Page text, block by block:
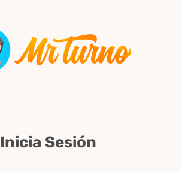
Inicia Sesión